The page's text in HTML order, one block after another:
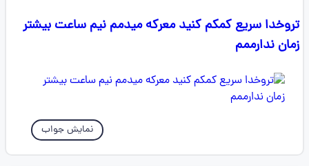
تروخدا سریع کمکم کنید معرکه میدمم نیم ساعت بیشتر
زمان ندارممم
نمایش جواب